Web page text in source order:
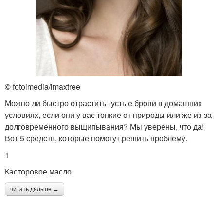
© fotoimedia/imaxtree
Можно ли быстро отрастить густые брови в домашних
условиях, если они у вас тонкие от природы или же из-за
долговременного выщипывания? Мы уверены, что да!
Вот 5 средств, которые помогут решить проблему.
1
Касторовое масло
читать дальше →